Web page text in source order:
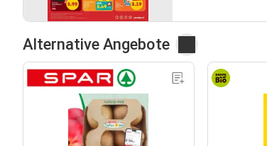
Alternative Angebote